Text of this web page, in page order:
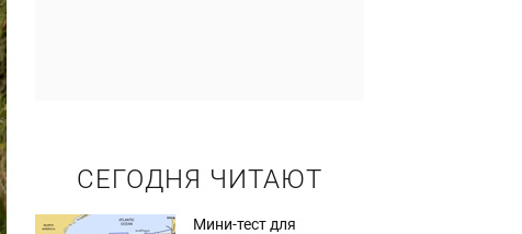
СЕГОДНЯ ЧИТАЮТ
Мини-тест для